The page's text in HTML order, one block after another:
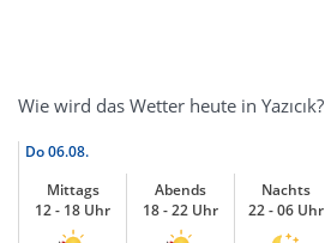
Wie wird das Wetter heute in Yazıcık?
Do06.08.
Mittags
12 - 18 Uhr
Abends
18 - 22 Uhr
Nachts
22 - 06 Uhr